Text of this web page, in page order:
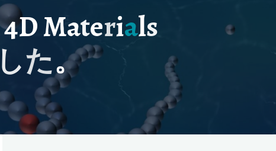
4DMaterials
した。